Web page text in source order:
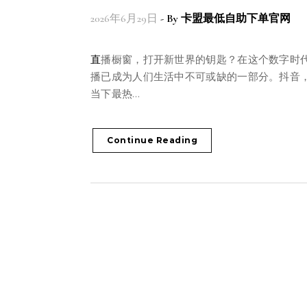
2026年6月29日 - By 卡盟最低自助下单官网
直播橱窗，打开新世界的钥匙？在这个数字时代，直
播已成为人们生活中不可或缺的一部分。抖音
当下最热…
Continue Reading